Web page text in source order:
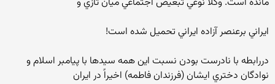
ايراني برعنصر آزاده ايراني تحميل شده است!
دررابطه با نادرست بودن نسبت اين همه سيدها با پيامبر اسلام و
نوادگان دختري ايشان (فرزندان فاطمه) اخيراً در ايران